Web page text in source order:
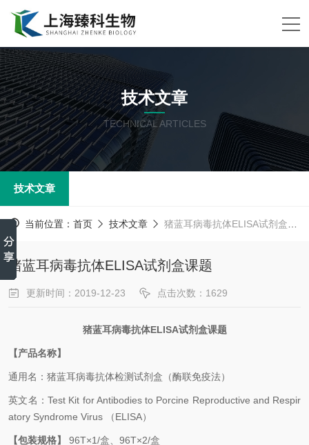
技术文章
TECHNICAL ARTICLES
技术文章
当前位置： 首页 技术文章 猪蓝耳病毒抗体ELISA试剂盒课题
猪蓝耳病毒抗体ELISA试剂盒课题
更新时间：2019-12-23 点击次数：1629
猪蓝耳病毒抗体ELISA试剂盒课题
【产品名称】
通用名：猪蓝耳病毒抗体检测试剂盒（酶联免疫法）
英文名：Test Kit for Antibodies to Porcine Reproductive and Respir
atory Syndrome Virus （ELISA）
【包装规格】 96T×1/盒、96T×2/盒